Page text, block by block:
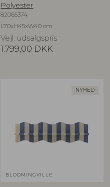
Polyester
82065374
L70xH45xW40 cm
Vejl. udsalgspris
1.799,00 DKK
NYHED
BLOOMINGVILLE